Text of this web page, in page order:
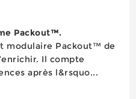
Packout™.
modulaire Packout™ de
Il compte
après l&rsquo...